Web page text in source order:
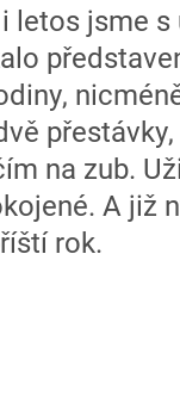
letos jsme
na zub.
A již
rok.